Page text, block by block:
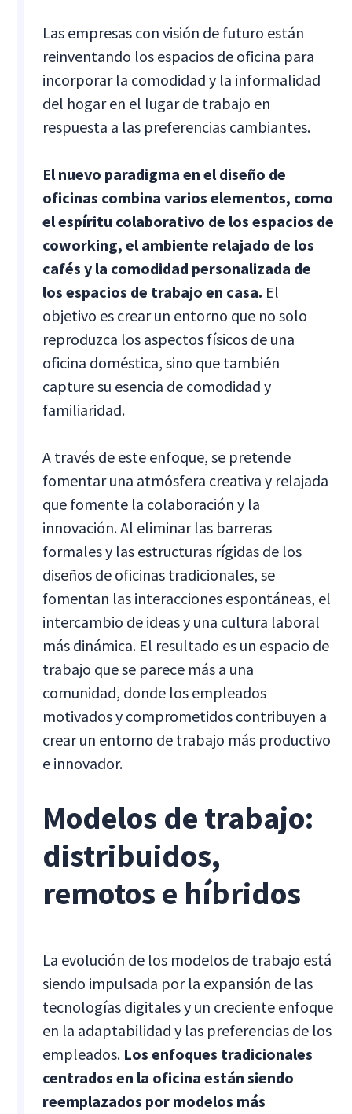
Las empresas con visión de futuro están
reinventando los espacios de oficina para
incorporar la comodidad y la informalidad
del hogar en el lugar de trabajo en
respuesta a las preferencias cambiantes.
El nuevo paradigma en el diseño de
oficinas combina varios elementos, como
el espíritu colaborativo de los espacios de
coworking, el ambiente relajado de los
cafés y la comodidad personalizada de
los espacios de trabajo en casa. El
objetivo es crear un entorno que no solo
reproduzca los aspectos físicos de una
oficina doméstica, sino que también
capture su esencia de comodidad y
familiaridad.
A través de este enfoque, se pretende
fomentar una atmósfera creativa y relajada
que fomente la colaboración y la
innovación. Al eliminar las barreras
formales y las estructuras rígidas de los
diseños de oficinas tradicionales, se
fomentan las interacciones espontáneas, el
intercambio de ideas y una cultura laboral
más dinámica. El resultado es un espacio de
trabajo que se parece más a una
comunidad, donde los empleados
motivados y comprometidos contribuyen a
crear un entorno de trabajo más productivo
e innovador.
Modelos de trabajo:
distribuidos,
remotos e híbridos
La evolución de los modelos de trabajo está
siendo impulsada por la expansión de las
tecnologías digitales y un creciente enfoque
en la adaptabilidad y las preferencias de los
empleados. Los enfoques tradicionales
centrados en la oficina están siendo
reemplazados por modelos más